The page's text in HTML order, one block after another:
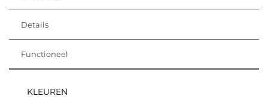
Details
Functioneel
KLEUREN